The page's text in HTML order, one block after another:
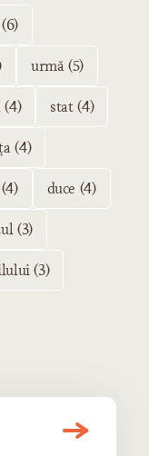
urmă (5)
(4) stat (4)
(4)
duce (4)
(3)
(3)